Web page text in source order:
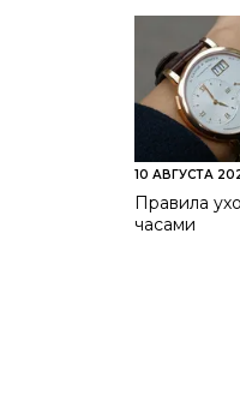
10 АВГУСТА
Правила
часами